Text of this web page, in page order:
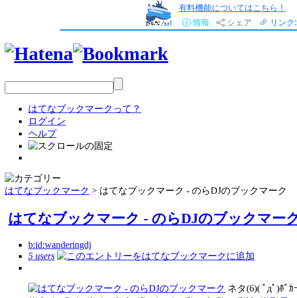
有料機能についてはこちら！
情報
シェア リンク: